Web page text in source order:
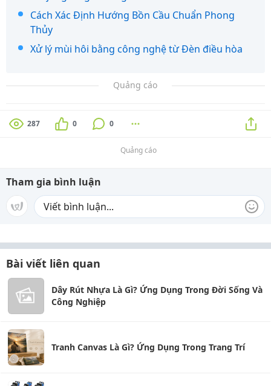
Cách Xác Định Hướng Bồn Cầu Chuẩn Phong
Thủy
Xử lý mùi hôi bằng công nghệ từ Đèn điều hòa
Quảng cáo
287 0 0
Quảng cáo
Tham gia bình luận
Bài viết liên quan
Dây Rút Nhựa Là Gì? Ứng Dụng Trong Đời Sống Và
Công Nghiệp
Tranh Canvas Là Gì? Ứng Dụng Trong Trang Trí